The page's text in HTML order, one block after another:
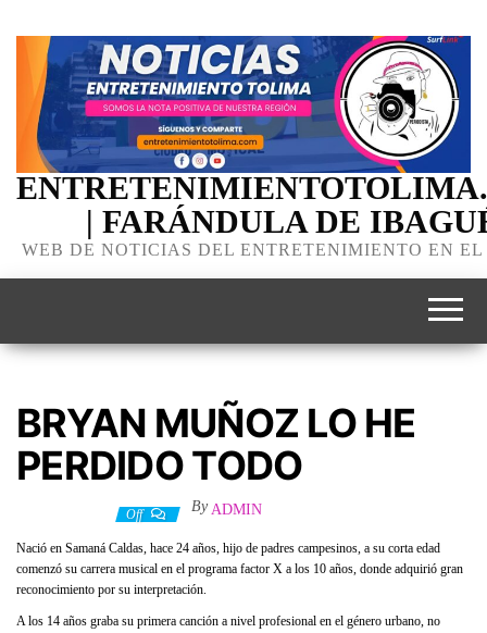
| FARÁNDULA DE
WEB DE NOTICIAS DEL ENTRETENIMIENTO EN
BRYAN MUÑOZ LO HE
PERDIDO TODO
Off By ADMIN
Nació en Samaná Caldas, hace 24 años, hijo de padres campesinos, a su corta edad
comenzó su carrera musical en el programa factor X a los 10 años, donde adquirió gran
reconocimiento por su interpretación.
A los 14 años graba su primera canción a nivel profesional en el género urbano, no